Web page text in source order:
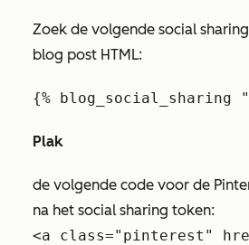
Zoek de volgende social
blog post HTML:
Plak
de volgende code voor de
na het social sharing token: